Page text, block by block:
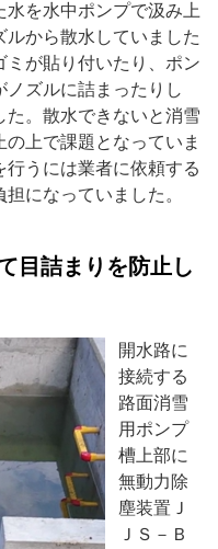
を水中ポンプで汲み上
から散水していました
ミが貼り付いたり、ポン
ズルに詰まったりし
た。散水できないと消雪
上で課題となっていま
行うには業者に依頼する
になっていました。
目詰まりを防止し
開水路に
接続する
路面消雪
用ポンプ
槽上部に
無動力除
塵装置Ｊ
ＪＳ－Ｂ